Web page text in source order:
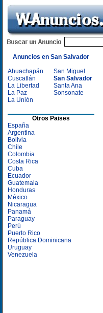
Anuncios en San Salvador
Ahuachapán
Cuscatlán
La Libertad
La Paz
La Unión
San Miguel
San Salvador
Santa Ana
Sonsonate
Otros Paises
España
Argentina
Bolivia
Chile
Colombia
Costa Rica
Cuba
Ecuador
Guatemala
Honduras
México
Nicaragua
Panamá
Paraguay
Perú
Puerto Rico
República Dominicana
Uruguay
Venezuela